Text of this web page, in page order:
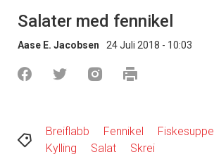
Salater med fennikel
Aase E. Jacobsen 24 Juli 2018 - 10:03
Breiflabb Fennikel Fiskesuppe
Kylling
Salat Skrei